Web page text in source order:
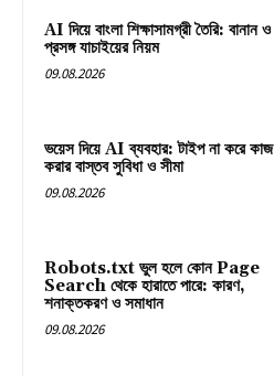
AI দিয়ে বাংলা শিক্ষাসামগ্রী তৈরি: বানান ও
প্রসঙ্গ যাচাইয়ের নিয়ম
09.08.2026
ভয়েস দিয়ে AI ব্যবহার: টাইপ না করে কাজ
করার বাস্তব সুবিধা ও সীমা
09.08.2026
Robots.txt ভুল হলে কোন Page
Search থেকে হারাতে পারে: কারণ,
শনাক্তকরণ ও সমাধান
09.08.2026